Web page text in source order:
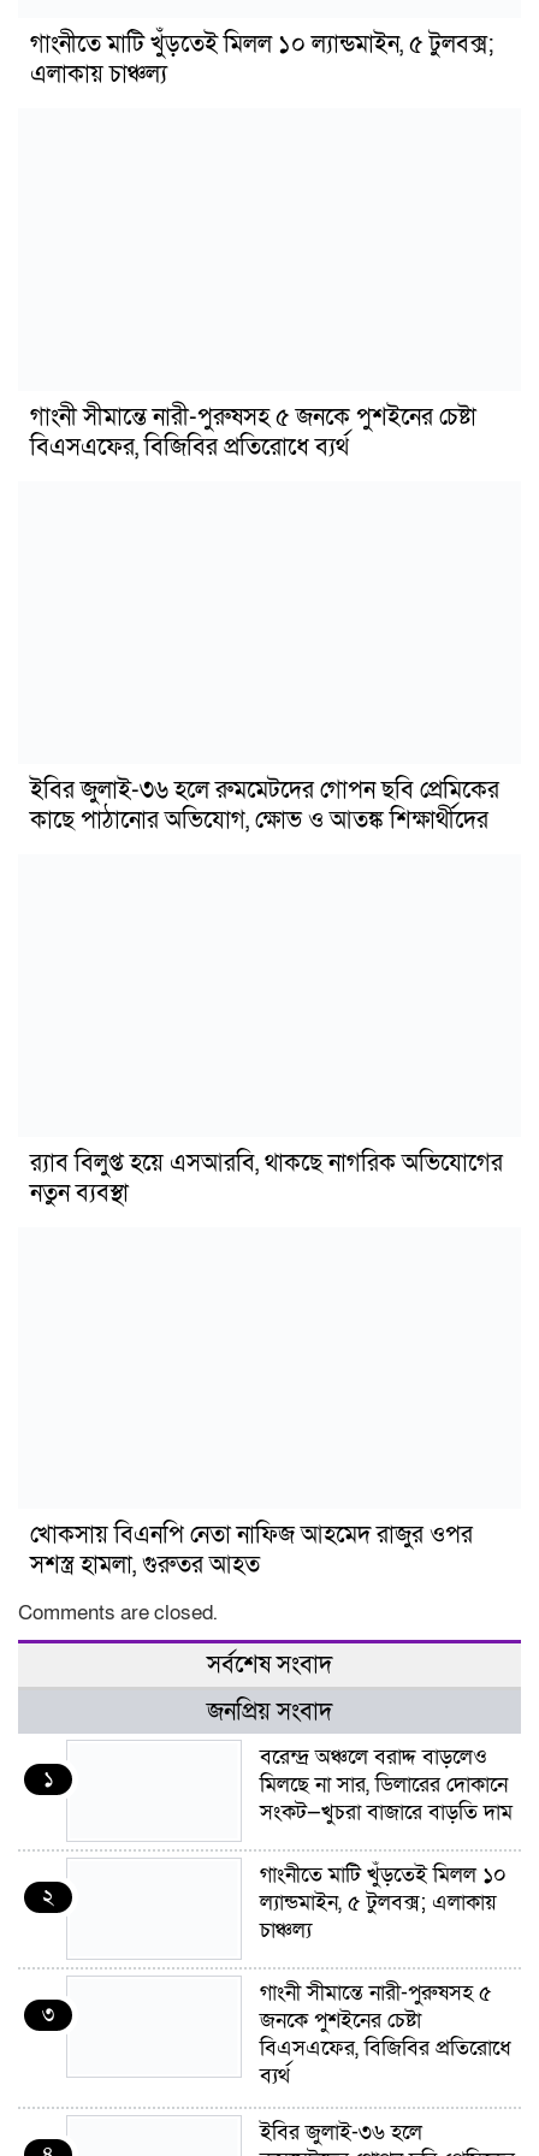
গাংনীতে মাটি খুঁড়তেই মিলল ১০ ল্যান্ডমাইন, ৫ টুলবক্স;
এলাকায় চাঞ্চল্য
গাংনী সীমান্তে নারী-পুরুষসহ ৫ জনকে পুশইনের চেষ্টা
বিএসএফের, বিজিবির প্রতিরোধে ব্যর্থ
ইবির জুলাই-৩৬ হলে রুমমেটদের গোপন ছবি প্রেমিকের
কাছে পাঠানোর অভিযোগ, ক্ষোভ ও আতঙ্ক শিক্ষার্থীদের
র‍্যাব বিলুপ্ত হয়ে এসআরবি, থাকছে নাগরিক অভিযোগের
নতুন ব্যবস্থা
খোকসায় বিএনপি নেতা নাফিজ আহমেদ রাজুর ওপর
সশস্ত্র হামলা, গুরুতর আহত
Comments are closed.
সর্বশেষ সংবাদ
জনপ্রিয় সংবাদ
১
বরেন্দ্র অঞ্চলে বরাদ্দ বাড়লেও
মিলছে না সার, ডিলারের দোকানে
সংকট—খুচরা বাজারে বাড়তি দাম
২
গাংনীতে মাটি খুঁড়তেই মিলল ১০
ল্যান্ডমাইন, ৫ টুলবক্স; এলাকায়
চাঞ্চল্য
৩
গাংনী সীমান্তে নারী-পুরুষসহ ৫
জনকে পুশইনের চেষ্টা
বিএসএফের, বিজিবির প্রতিরোধে
ব্যর্থ
ইবির জুলাই-৩৬ হলে